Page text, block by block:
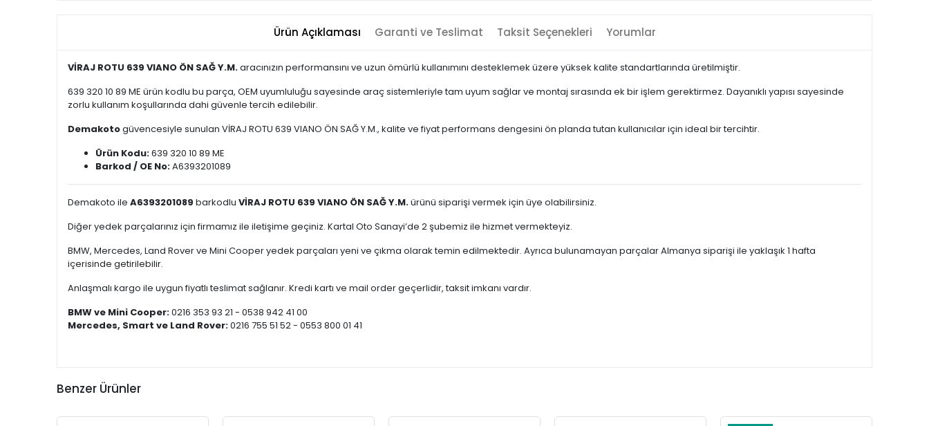
Ürün Açıklaması Garanti ve Teslimat Taksit Seçenekleri Yorumlar
VİRAJ ROTU 639 VIANO ÖN SAĞ Y.M.aracınızın performansını ve uzun ömürlü kullanımını desteklemek üzere yüksek kalite standartlarında üretilmiştir.
639 320 10 89 ME ürün kodlu bu parça, OEM uyumluluğu sayesinde araç sistemleriyle tam uyum sağlar ve montaj sırasında ek bir işlem gerektirmez. Dayanıklı yapısı sayesinde
zorlu kullanım koşullarında dahi güvenle tercih edilebilir.
Demakotogüvencesiyle sunulan VİRAJ ROTU 639 VIANO ÖN SAĞ Y.M., kalite ve fiyat performans dengesini ön planda tutan kullanıcılar için ideal bir tercihtir.
Ürün Kodu:639 320 10 89 ME
Barkod / OE No:A6393201089
Demakoto ile A6393201089 barkodlu VİRAJ ROTU 639 VIANO ÖN SAĞ Y.M.ürünü siparişi vermek için üye olabilirsiniz.
Diğer yedek parçalarınız için firmamız ile iletişime geçiniz. Kartal Oto Sanayi’de 2 şubemiz ile hizmet vermekteyiz.
BMW, Mercedes, Land Rover ve Mini Cooper yedek parçaları yeni ve çıkma olarak temin edilmektedir. Ayrıca bulunamayan parçalar Almanya siparişi ile yaklaşık 1 hafta
içerisinde getirilebilir.
Anlaşmalı kargo ile uygun fiyatlı teslimat sağlanır. Kredi kartı ve mail order geçerlidir, taksit imkanı vardır.
BMW ve Mini Cooper:0216 353 93 21 - 0538 942 41 00
Mercedes, Smart ve Land Rover:0216 755 51 52 - 0553 800 01 41
Benzer Ürünler